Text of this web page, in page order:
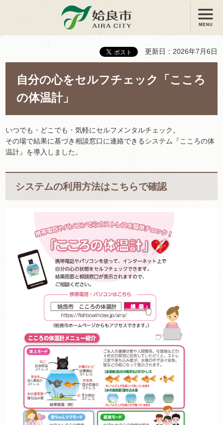
姶良市 メニュー
更新日：2026年7月6日
自分の心をセルフチェック「こころ
の体温計」
いつでも・どこでも・気軽にセルフメンタルチェック。
その場で結果に基づき相談窓口に連絡できるシステム『こころの体
温計』を導入しました。
システムの利用方法はこちらで確認